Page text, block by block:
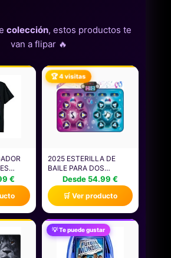
colección, estos productos te
van a flipar 🔥
€
🏆 4 visitas
2025 ESTERILLA DE
BAILE PARA DOS
USUARIOS, ALFOMBRA
ELECTRÓNICA DE BAILE
(MODO DE UN JUGADOR
Y MODO DE DOS
JUGADORES), JUEGO DE
BAILE CON CAJA DE
BATERÍA LED, REGALOS
DE CUMPLEAÑOS PARA
NIÑOS Y NIÑAS
Desde 54.99 €
🛒 Ver producto
💡 Te puede gustar